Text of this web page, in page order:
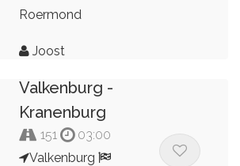
Roermond
Joost
Valkenburg -
Kranenburg
151
03:00
Valkenburg